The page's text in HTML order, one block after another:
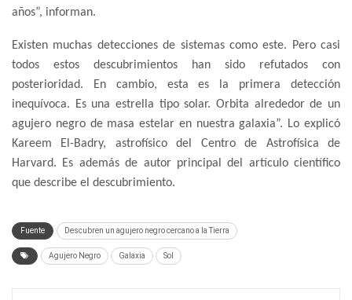
años”, informan.
Existen muchas detecciones de sistemas como este. Pero casi
todos estos descubrimientos han sido refutados con
posterioridad. En cambio, esta es la primera detección
inequívoca. Es una estrella tipo solar. Orbita alrededor de un
agujero negro de masa estelar en nuestra galaxia”. Lo explicó
Kareem El-Badry, astrofísico del Centro de Astrofísica de
Harvard. Es además de autor principal del artículo científico
que describe el descubrimiento.
Fuente Descubren un agujero negro cercano a la Tierra
Agujero Negro Galaxia Sol